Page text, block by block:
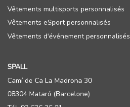
Vêtements multisports personnalisés
Vêtements eSport personnalisés
Vêtements d'événement personnalisés
SPALL
Camí de Ca La Madrona 30
08304 Mataró (Barcelone)